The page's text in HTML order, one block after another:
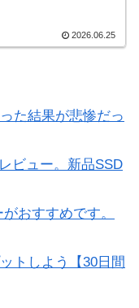
2026.06.25
た結果が悲惨だっ
ビュー。新品SSD
おすすめです。
トしよう【30日間